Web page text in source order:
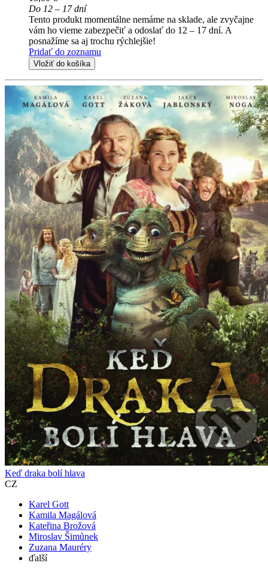
Do 12 – 17 dní
Tento produkt momentálne nemáme na sklade, ale zvyčajne
vám ho vieme zabezpečiť a odoslať do 12 – 17 dní. A
posnažíme sa aj trochu rýchlejšie!
Pridať do zoznamu
Vložiť do košíka
Keď draka bolí hlava
CZ
Karel Gott
Kamila Magálová
Kateřina Brožová
Miroslav Šimůnek
Zuzana Mauréry
ďalší